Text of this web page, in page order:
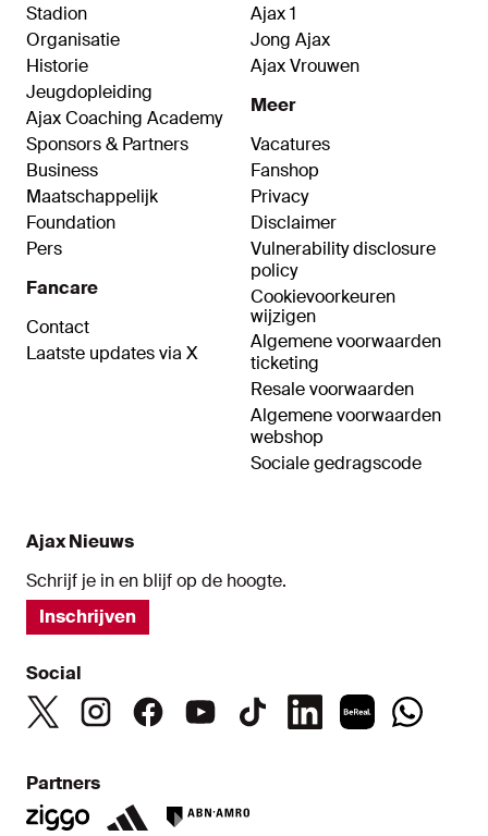
Stadion
Organisatie
Historie
Jeugdopleiding
Ajax Coaching Academy
Sponsors & Partners
Business
Maatschappelijk
Foundation
Pers
Fancare
Contact
Laatste updates via X
Ajax 1
Jong Ajax
Ajax Vrouwen
Meer
Vacatures
Fanshop
Privacy
Disclaimer
Vulnerability disclosure
policy
Cookievoorkeuren
wijzigen
Algemene voorwaarden
ticketing
Resale voorwaarden
Algemene voorwaarden
webshop
Sociale gedragscode
Ajax Nieuws
Schrijf je in en blijf op de hoogte.
Inschrijven
Social
Partners